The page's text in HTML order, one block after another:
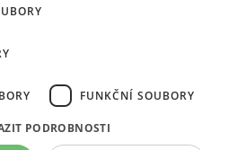
RSS
Odstranění inzerátu
Správnýkrok.cz
FUNKČNÍ SOUBORY
PODROBNOSTI